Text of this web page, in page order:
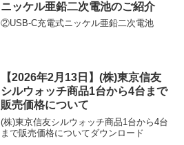
ニッケル亜鉛二次電池のご紹介
②USB-C充電式ニッケル亜鉛二次電池
【2026年2月13日】(株)東京信友
シルウォッチ商品1台から4台まで
販売価格について
(株)東京信友シルウォッチ商品1台から4台
まで販売価格についてダウンロード